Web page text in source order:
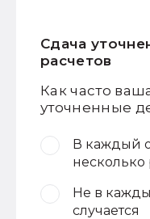
Сдача
расчетов
Как часто
уточненные
В каждый
несколько
Не в
случается